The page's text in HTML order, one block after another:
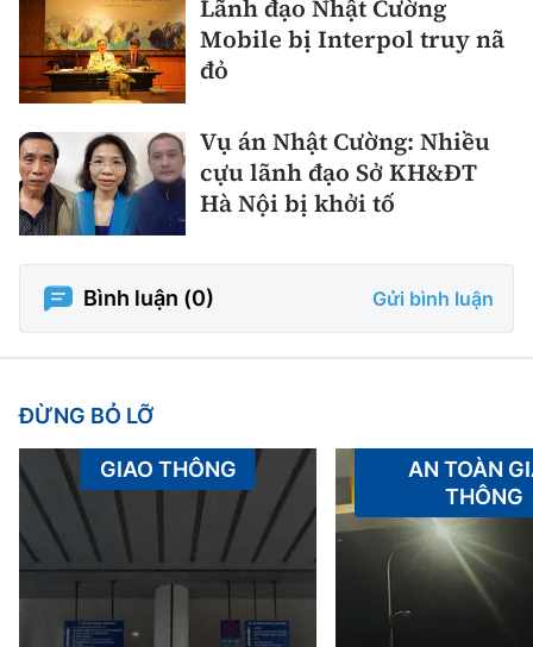
Lãnh đạo Nhật Cường
Mobile bị Interpol truy nã
đỏ
Vụ án Nhật Cường: Nhiều
cựu lãnh đạo Sở KH&ĐT
Hà Nội bị khởi tố
Bình luận (0) Gửi bình luận
ĐỪNG BỎ LỠ
GIAO THÔNG
AN TOÀN
THÔNG